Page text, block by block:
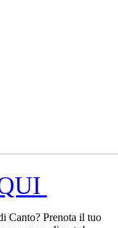
Canto? Prenota il tuo